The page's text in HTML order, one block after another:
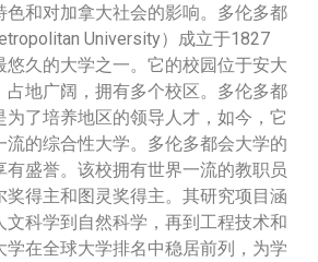
色和对加拿大社会的影响。多伦多都
University）成立于1827
悠久的大学之一。它的校园位于安大
占地广阔，拥有多个校区。多伦多都
了培养地区的领导人才，如今，它
流的综合性大学。多伦多都会大学的
盛誉。该校拥有世界一流的教职员
奖得主和图灵奖得主。其研究项目涵
文科学到自然科学，再到工程技术和
学在全球大学排名中稳居前列，为学